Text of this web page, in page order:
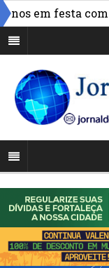
festa com